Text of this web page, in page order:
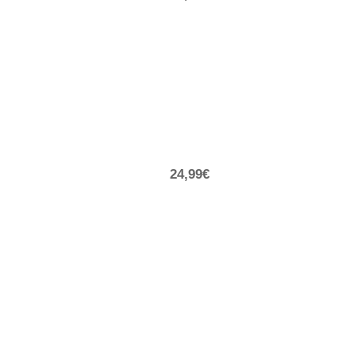
24,99€